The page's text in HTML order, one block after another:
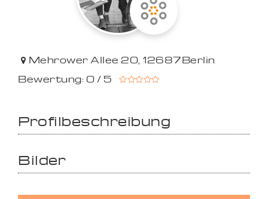
Mehrower Allee 20, 12687Berlin
Bewertung: 0 / 5
Profilbeschreibung
Bilder